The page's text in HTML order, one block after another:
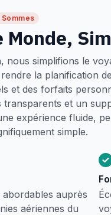
Monde,
nous simplifions le
la planification
et des forfaits
transparents et un
expérience fluide,
simple.
auprès
aériennes du